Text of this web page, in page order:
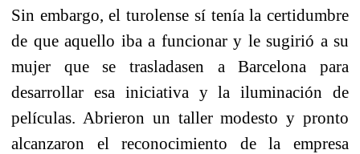
Sin embargo, el turolense sí tenía la certidumbre
de que aquello iba a funcionar y le sugirió a su
mujer que se trasladasen a Barcelona para
desarrollar esa iniciativa y la iluminación de
películas. Abrieron un taller modesto y pronto
alcanzaron el reconocimiento de la empresa